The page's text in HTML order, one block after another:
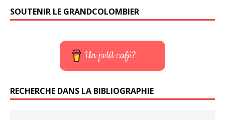
SOUTENIR LE GRANDCOLOMBIER
Un petit café?
RECHERCHE DANS LA BIBLIOGRAPHIE